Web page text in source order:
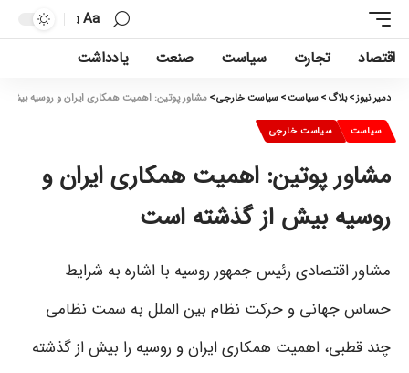
Aa
اقتصاد تجارت سیاست صنعت یادداشت
دمیر نیوز>بلاگ>سیاست>سیاست خارجی>مشاور پوتین: اهمیت همکاری ایران و روسیه بیش
سیاست سیاست خارجی
مشاور پوتین: اهمیت همکاری ایران و
روسیه بیش از گذشته است
مشاور اقتصادی رئیس جمهور روسیه با اشاره به شرایط
حساس جهانی و حرکت نظام بین الملل به سمت نظامی
چند قطبی، اهمیت همکاری ایران و روسیه را بیش از گذشته